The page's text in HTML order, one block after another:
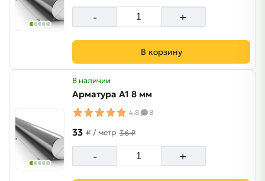
- +
В корзину
В наличии
Арматура А1 8 мм
4.8 8
33 ₽ / метр 36 ₽
- +